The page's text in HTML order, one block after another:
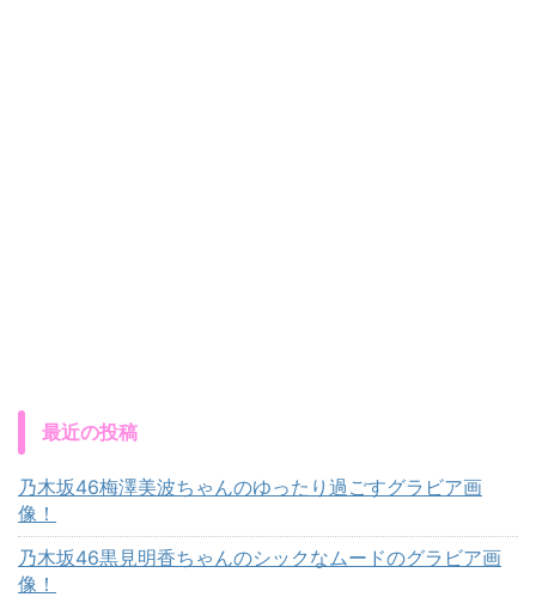
最近の投稿
乃木坂46梅澤美波ちゃんのゆったり過ごすグラビア画
像！
乃木坂46黒見明香ちゃんのシックなムードのグラビア画
像！